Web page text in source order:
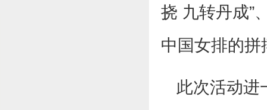
挠 九转丹成”
中国女排的
此次活动进